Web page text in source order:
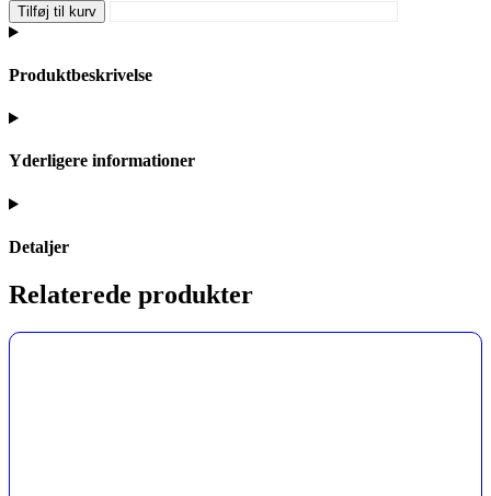
Tilføj til kurv
Produktbeskrivelse
Yderligere informationer
Detaljer
Relaterede produkter